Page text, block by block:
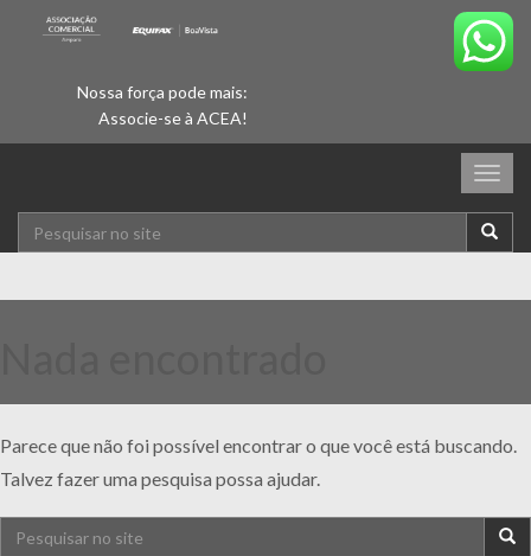
Nossa força pode mais:
Associe-se à ACEA!
Parece que não foi possível encontrar o que você está buscando.
Talvez fazer uma pesquisa possa ajudar.